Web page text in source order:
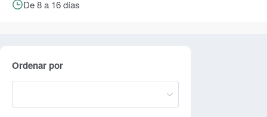
De 8 a 16 días
Ordenar por